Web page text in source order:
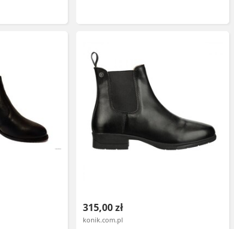
315,00 zł
konik.com.pl